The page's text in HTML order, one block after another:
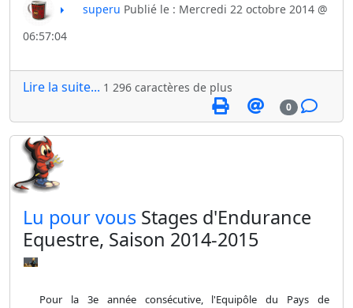
superu Publié le : Mercredi 22 octobre 2014 @
06:57:04
Lire la suite... 1 296 caractères de plus
0
​Lu pour vous Stages d'Endurance
Equestre, Saison 2014-2015
Pour la 3e année consécutive, l'Equipôle du Pays de